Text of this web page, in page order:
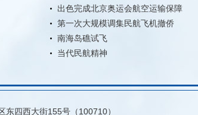
出色完成北京奥运会航空运输保障
第一次大规模调集民航飞机撤侨
南海岛礁试飞
当代民航精神
东四西大街155号（100710）